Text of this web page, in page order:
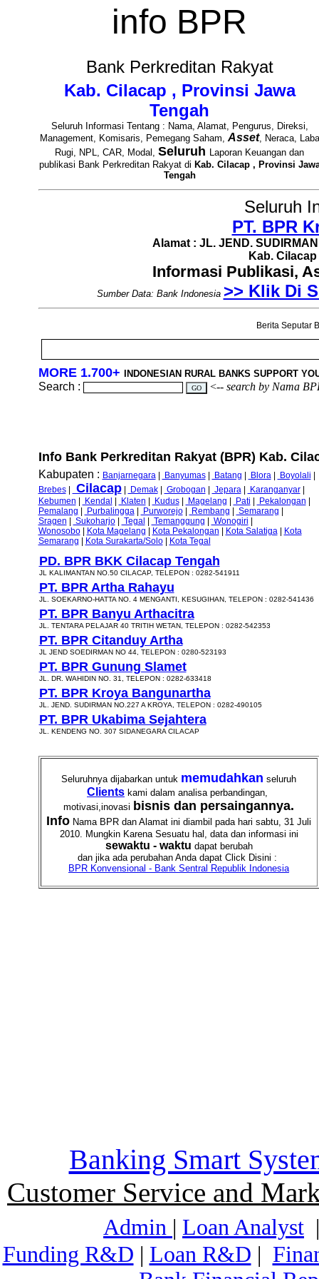
info BPR
Bank Perkreditan Rakyat
Kab. Cilacap , Provinsi Jawa
Tengah
Seluruh Informasi Tentang : Nama, Alamat, Pengurus, Direksi,
Management, Komisaris, Pemegang Saham,Asset, Neraca, Laba
Rugi, NPL, CAR, Modal, Seluruh Laporan Keuangan dan
publikasi Bank Perkreditan Rakyat di Kab. Cilacap , Provinsi
Tengah
Seluruh
PT. BPR
Alamat : JL. JEND.
Kab.
Informasi Publikasi,
Sumber Data: Bank Indonesia >> Klik Di
Berita Seputar
MORE 1.700+ INDONESIAN RURAL BANKS SUPPORT
Search : <-- search by Nama
Info Bank Perkreditan Rakyat (BPR) Kab.
Kabupaten : Banjarnegara| Banyumas| Batang Blora| Boyolali
Brebes| Cilacap| Demak| Grobogan Jepara| Karanganyar|
Kebumen
Kendal Klaten Kudus| Magelang Pati Pekalongan
Pemalang
Purbalingga| Purworejo| Rembang Semarang
Sragen
Sukoharjo| Tegal Temanggung Wonogiri
Wonosobo| Kota Magelang Kota Pekalongan Kota Salatiga|
Kota
Semarang
Kota Surakarta/Solo| Kota Tegal
PD. BPR BKK Cilacap Tengah
JL KALIMANTAN NO.50 CILACAP, TELEPON : 0282-541911
PT. BPR Artha Rahayu
JL. SOEKARNO-HATTA NO. 4 MENGANTI, KESUGIHAN, TELEPON : 0282-541436
PT. BPR Banyu Arthacitra
JL. TENTARA PELAJAR 40 TRITIH WETAN, TELEPON : 0282-542353
PT. BPR Citanduy Artha
JL JEND SOEDIRMAN NO 44, TELEPON : 0280-523193
PT. BPR Gunung Slamet
JL. DR. WAHIDIN NO. 31, TELEPON : 0282-633418
PT. BPR Kroya Bangunartha
JL. JEND. SUDIRMAN NO.227 A KROYA, TELEPON : 0282-490105
PT. BPR Ukabima Sejahtera
JL. KENDENG NO. 307 SIDANEGARA CILACAP
Seluruhnya dijabarkan untuk memudahkan seluruh
Clients kami dalam analisa perbandingan,
motivasi,inovasi bisnis dan persaingannya.
Info Nama BPR dan Alamat ini diambil pada hari sabtu, 31 Juli
2010. Mungkin Karena Sesuatu hal, data dan informasi ini
sewaktu - waktu dapat berubah
dan jika ada perubahan Anda dapat Click Disini :
BPR Konvensional - Bank Sentral Republik Indonesia
Banking Smart
Customer Service and
Admin | Loan Analyst
Funding R&D | Loan R&D |